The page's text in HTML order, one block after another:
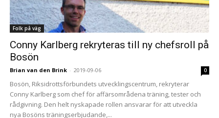
Folk på väg
Conny Karlberg rekryteras till ny chefsroll på
Bosön
Brian van den Brink - 2019-09-06 0
Bosön, Riksidrottsförbundets utvecklingscentrum, rekryterar
Conny Karlberg som chef för affärsområdena träning, tester och
rådgivning. Den helt nyskapade rollen ansvarar för att utveckla
nya Bosöns träningserbjudande,...